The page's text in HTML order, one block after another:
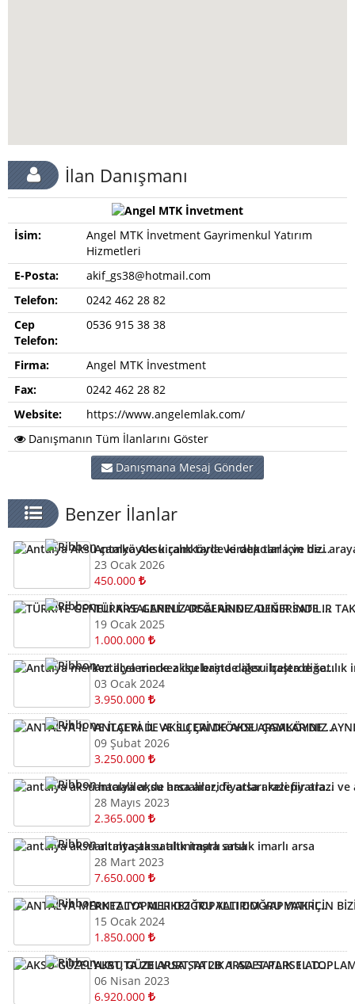
İlan Danışmanı
İsim:
Angel MTK İnvetment Gayrimenkul Yatırım
Hizmetleri
E-Posta:
akif_gs38@hotmail.com
Telefon:
0242 462 28 82
Cep
Telefon:
0536 915 38 38
Firma:
Angel MTK İnvestment
Fax:
0242 462 28 82
Website:
https://www.angelemlak.com/
Danışmanın Tüm İlanlarını Göster
Danışmana Mesaj Gönder
Benzer İlanlar
Antalya Aksu çamköyde kiralık tarla ve depolar için bizi arayabilirsiniz
23 Ocak 2026
450.000
TÜRKİYE GENELİ ARSALARINIZ DEĞERİNDE ALINIR SATILIR TAKAS EDİLİR ARAYIN YARDIMCI OLALIM
19 Ocak 2025
1.000.000
Antalya merkez ilçelerinde aksu başta diğer ilçelerde satılık imarlı müstail tapulu arsa
03 Ocak 2024
3.950.000
ANTALYA İL VE İLÇERİ DE AKSU ÇAMKÖYDE ARSALARINIZ AYNI GÜN NAKİTE ÇEVRİLİR
09 Şubat 2026
3.250.000
antalya aksu hacıaliler,de arsa arazi fiyatları kelepir arazi ve arsalar
28 Mayıs 2023
2.365.000
antalya aksu altıntaşta satılık imarlı arsa
28 Mart 2023
7.650.000
ANTALYA MERKEZ TOPALLI DOĞRU YATIRIM YAPMAK İÇİN BİZİ ARAYIN YARDIMCI OLALIM ARSA TARLA
15 Ocak 2024
1.850.000
AKSU GÜZELYURT,TA 2B ARSA SATLIK 1 ADET PARSEL TOPLAMI 320 M2
06 Nisan 2023
6.920.000